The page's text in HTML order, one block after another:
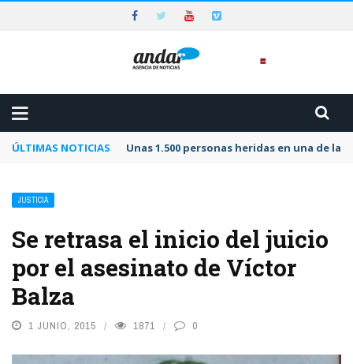
ÚLTIMAS NOTICIAS Unas 1.500 personas heridas en una de
JUSTICIA
Se retrasa el inicio del juicio
por el asesinato de Víctor
Balza
1 JUNIO, 2015 1871 0